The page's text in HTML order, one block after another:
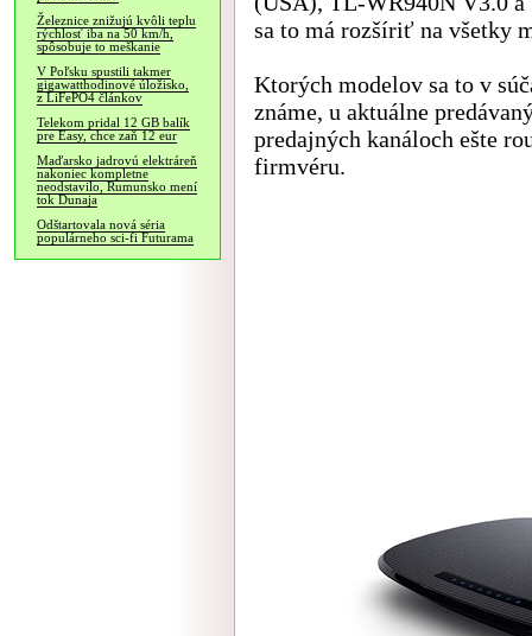
Železnice znižujú kvôli teplu
rýchlosť iba na 50 km/h,
spôsobuje to meškanie
V Poľsku spustili takmer
gigawatthodinové úložisko,
z LiFePO4 článkov
Telekom pridal 12 GB balík
pre Easy, chce zaň 12 eur
Maďarsko jadrovú elektráreň
nakoniec kompletne
neodstavilo, Rumunsko mení
tok Dunaja
Odštartovala nová séria
populárneho sci-fi Futurama
sa to má rozšíriť na všetky
Ktorých modelov sa to v
známe, u aktuálne
predajných kanáloch ešte
firmvéru.